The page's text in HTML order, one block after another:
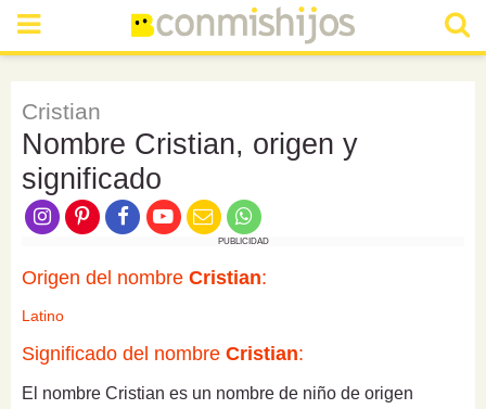
Cristian
Nombre Cristian, origen y
significado
PUBLICIDAD
Origen del nombre Cristian:
Latino
Significado del nombre Cristian:
El nombre Cristian es un nombre de niño de origen